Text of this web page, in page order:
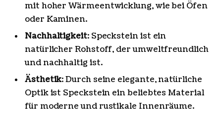
mit hoher Wärmeentwicklung, wie bei Öfen
oder Kaminen.
Nachhaltigkeit: Speckstein ist ein
natürlicher Rohstoff, der umweltfreundlich
und nachhaltig ist.
Ästhetik: Durch seine elegante, natürliche
Optik ist Speckstein ein beliebtes Material
für moderne und rustikale Innenräume.